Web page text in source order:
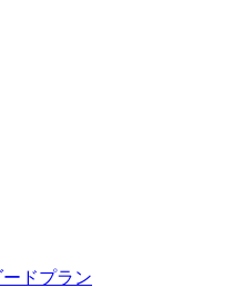
ドプラン